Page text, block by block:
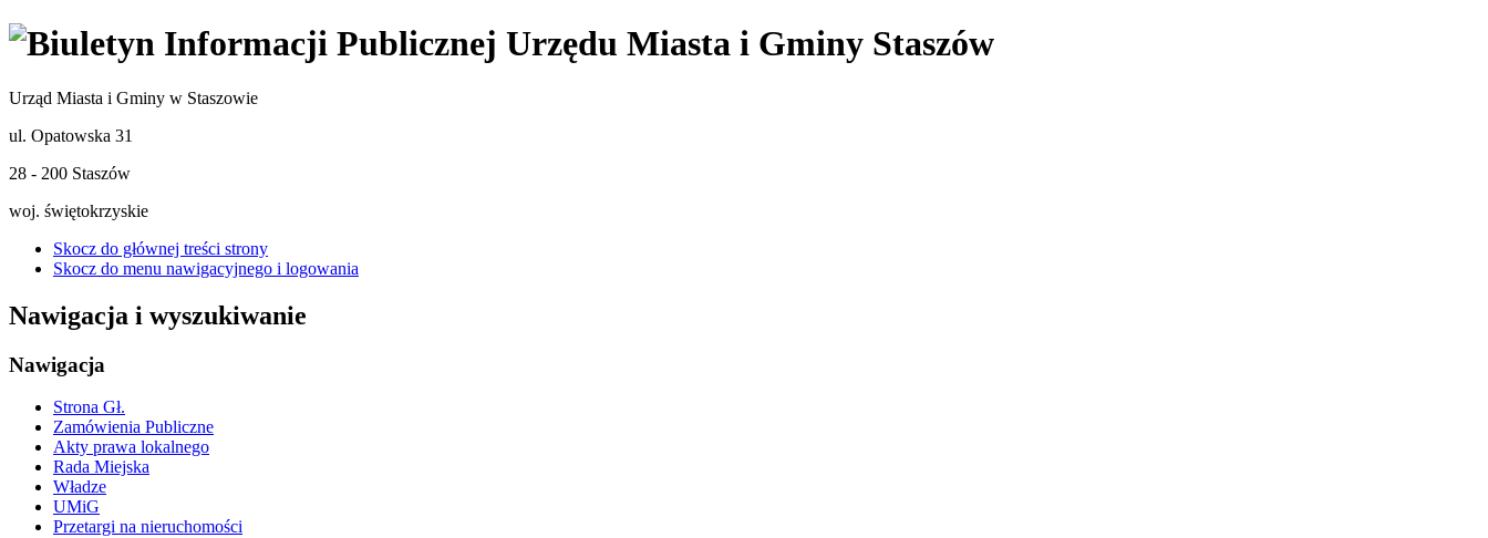
Urząd Miasta i Gminy w Staszowie
ul. Opatowska 31
28 - 200 Staszów
woj. świętokrzyskie
Skocz do głównej treści strony
Skocz do menu nawigacyjnego i logowania
Nawigacja i wyszukiwanie
Nawigacja
Strona Gł.
Zamówienia Publiczne
Akty prawa lokalnego
Rada Miejska
Władze
UMiG
Przetargi na nieruchomości